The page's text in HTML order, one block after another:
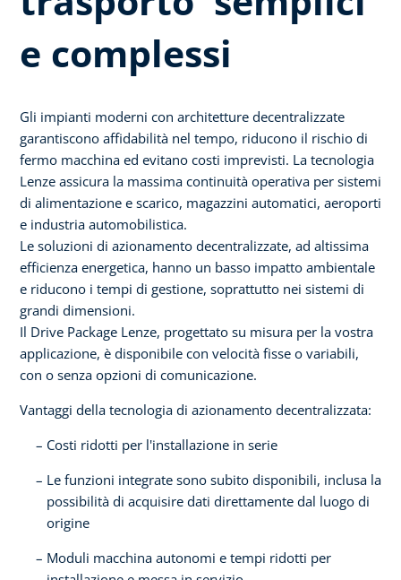
e complessi
Gli impianti moderni con architetture decentralizzate
garantiscono affidabilità nel tempo, riducono il rischio di
fermo macchina ed evitano costi imprevisti. La tecnologia
Lenze assicura la massima continuità operativa per sistemi
di alimentazione e scarico, magazzini automatici, aeroporti
e industria automobilistica.
Le soluzioni di azionamento decentralizzate, ad altissima
efficienza energetica, hanno un basso impatto ambientale
e riducono i tempi di gestione, soprattutto nei sistemi di
grandi dimensioni.
Il Drive Package Lenze, progettato su misura per la vostra
applicazione, è disponibile con velocità fisse o variabili,
con o senza opzioni di comunicazione.​
Vantaggi della tecnologia di azionamento decentralizzata:
Costi ridotti per l'installazione in serie​
Le funzioni integrate sono subito disponibili, inclusa la
possibilità di acquisire dati direttamente dal luogo di
origine
Moduli macchina autonomi e tempi ridotti per